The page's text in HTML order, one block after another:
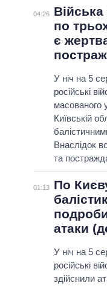
04:26
по
є
У ніч на 5
російські
масованого
Київській
Внаслідок
та
01:13
По
атаки
У ніч на 5
російські
здійснили